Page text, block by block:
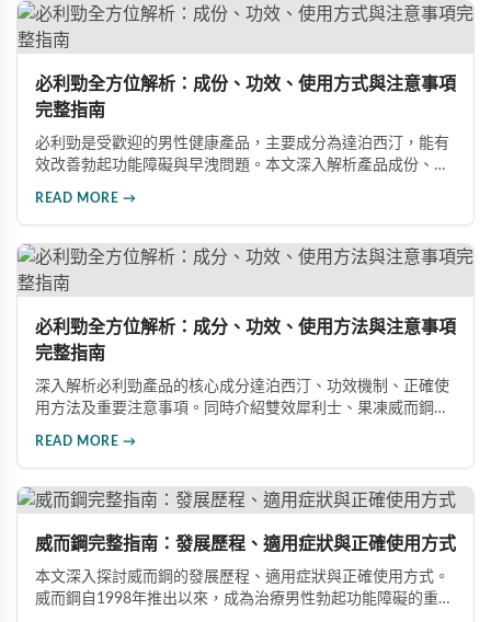
必利勁全方位解析：成份、功效、使用方式與注意事項
完整指南
必利勁是受歡迎的男性健康產品，主要成分為達泊西汀，能有
效改善勃起功能障礙與早洩問題。本文深入解析產品成份、功
READ MORE →
必利勁全方位解析：成分、功效、使用方法與注意事項
完整指南
深入解析必利勁產品的核心成分達泊西汀、功效機制、正確使
用方法及重要注意事項。同時介紹雙效犀利士、果凍威而鋼雙
READ MORE →
威而鋼完整指南：發展歷程、適用症狀與正確使用方式
本文深入探討威而鋼的發展歷程、適用症狀與正確使用方式。
威而鋼自1998年推出以來，成為治療男性勃起功能障礙的重要